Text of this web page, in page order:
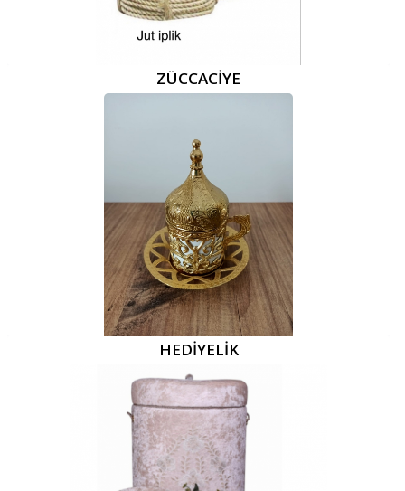
ZÜCCACİYE
HEDİYELİK